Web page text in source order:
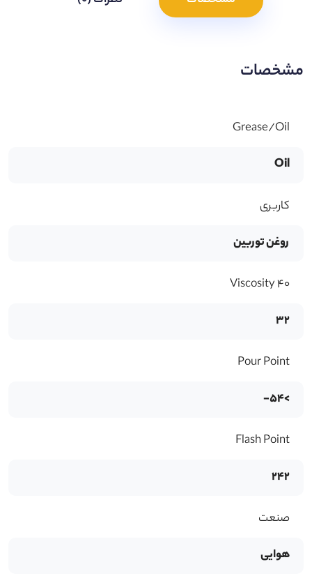
مشخصات
Grease/Oil
Oil
کاربری
روغن توربین
Viscosity 40
32
Pour Point
>54-
Flash Point
242
صنعت
هوایی